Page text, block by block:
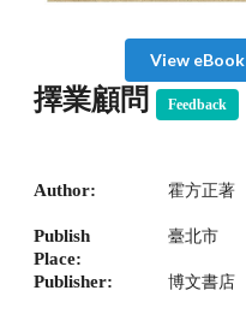
View eBook
擇業顧問 Feedback
Author: 霍方正著
Publish
Place:
臺北市
Publisher: 博文書店